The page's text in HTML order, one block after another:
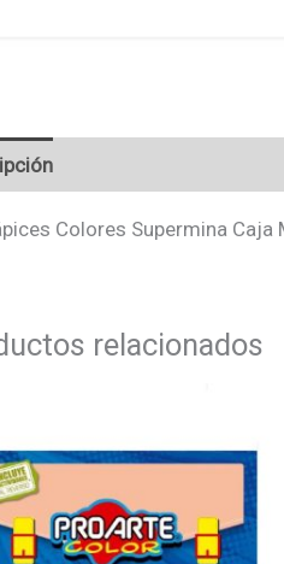
Colores Supermina
relacionados